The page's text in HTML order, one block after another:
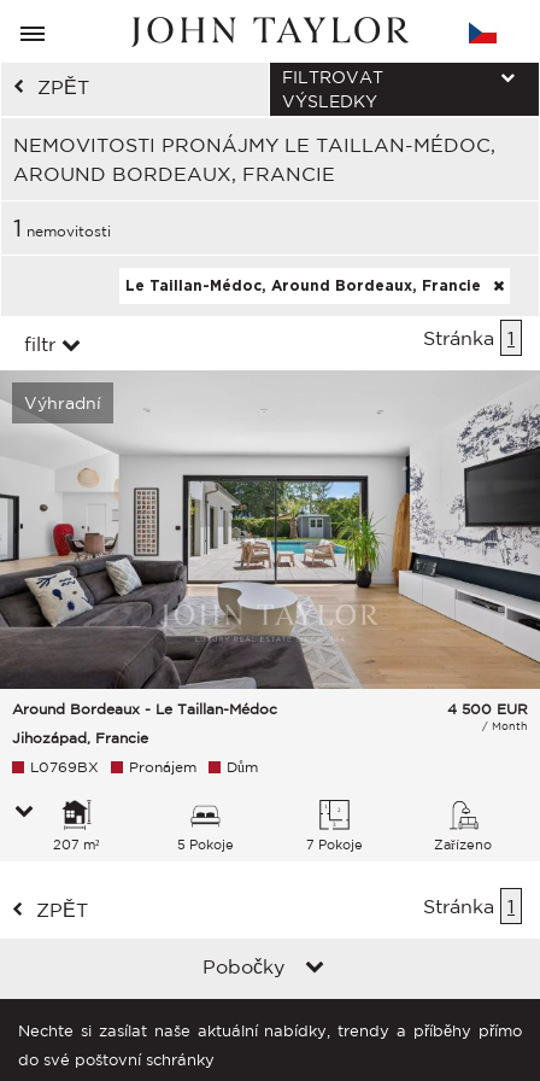
ZPĚT
NEMOVITOSTI PRONÁJMY LE TAILLAN-MÉDOC,
AROUND BORDEAUX, FRANCIE
FILTROVAT
VÝSLEDKY
1 nemovitosti
Le Taillan-Médoc, Around Bordeaux, Francie
filtr Stránka 1
Výhradní
Around Bordeaux - Le Taillan-Médoc
Jihozápad, Francie
4 500 EUR
/ Month
L0769BX Pronájem Dům
207 m² 5 Pokoje 7 Pokoje Zařízeno
ZPĚT Stránka 1
Pobočky
Nechte si zasílat naše aktuální nabídky, trendy a příběhy přímo
do své poštovní schránky